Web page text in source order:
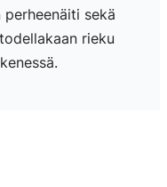
sekä
rieku